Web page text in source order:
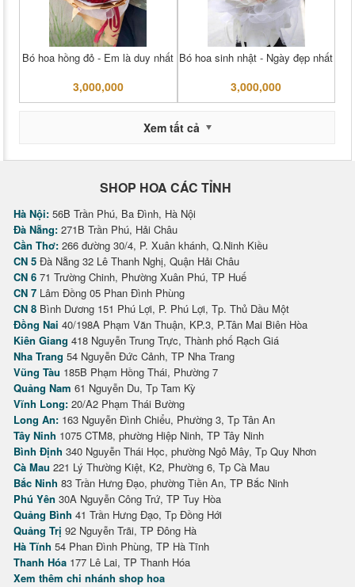
Bó hoa hồng đỏ - Em là duy nhất
3,000,000
Bó hoa sinh nhật - Ngày đẹp nhất
3,000,000
Xem tất cả
SHOP HOA CÁC TỈNH
Hà Nội: 56B Trần Phú, Ba Đình, Hà Nội
Đà Nẵng: 271B Trần Phú, Hải Châu
Cần Thơ: 266 đường 30/4, P. Xuân khánh, Q.Ninh Kiều
CN 5 Đà Nẵng 32 Lê Thanh Nghị, Quận Hải Châu
CN 6 71 Trường Chinh, Phường Xuân Phú, TP Huế
CN 7 Lâm Đồng 05 Phan Đình Phùng
CN 8 Bình Dương 151 Phú Lợi, P. Phú Lợi, Tp. Thủ Dầu Một
Đồng Nai 40/198A Phạm Văn Thuận, KP.3, P.Tân Mai Biên Hòa
Kiên Giang 418 Nguyễn Trung Trực, Thành phố Rạch Giá
Nha Trang 54 Nguyễn Đức Cảnh, TP Nha Trang
Vũng Tàu 185B Phạm Hồng Thái, Phường 7
Quảng Nam 61 Nguyễn Du, Tp Tam Kỳ
Vĩnh Long: 20/A2 Phạm Thái Bường
Long An: 163 Nguyễn Đình Chiểu, Phường 3, Tp Tân An
Tây Ninh 1075 CTM8, phường Hiệp Ninh, TP Tây Ninh
Bình Định 340 Nguyễn Thái Học, phường Ngô Mây, Tp Quy Nhơn
Cà Mau 221 Lý Thường Kiệt, K2, Phường 6, Tp Cà Mau
Bắc Ninh 83 Trần Hưng Đạo, phường Tiền An, TP Bắc Ninh
Phú Yên 30A Nguyễn Công Trứ, TP Tuy Hòa
Quảng Bình 41 Trần Hưng Đạo, Tp Đồng Hới
Quảng Trị 92 Nguyễn Trãi, TP Đông Hà
Hà Tĩnh 54 Phan Đình Phùng, TP Hà Tĩnh
Thanh Hóa 177 Lê Lai, TP Thanh Hóa
Xem thêm chi nhánh shop hoa